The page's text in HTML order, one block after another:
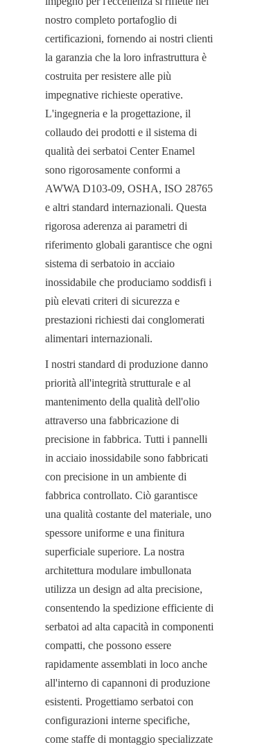
nostro completo portafoglio di
certificazioni, fornendo ai nostri clienti
la garanzia che la loro infrastruttura è
costruita per resistere alle più
impegnative richieste operative.
L'ingegneria e la progettazione, il
collaudo dei prodotti e il sistema di
qualità dei serbatoi Center Enamel
sono rigorosamente conformi a
AWWA D103-09, OSHA, ISO 28765
e altri standard internazionali. Questa
rigorosa aderenza ai parametri di
riferimento globali garantisce che ogni
sistema di serbatoio in acciaio
inossidabile che produciamo soddisfi i
più elevati criteri di sicurezza e
prestazioni richiesti dai conglomerati
alimentari internazionali.
I nostri standard di produzione danno
priorità all'integrità strutturale e al
mantenimento della qualità dell'olio
attraverso una fabbricazione di
precisione in fabbrica. Tutti i pannelli
in acciaio inossidabile sono fabbricati
con precisione in un ambiente di
fabbrica controllato. Ciò garantisce
una qualità costante del materiale, uno
spessore uniforme e una finitura
superficiale superiore. La nostra
architettura modulare imbullonata
utilizza un design ad alta precisione,
consentendo la spedizione efficiente di
serbatoi ad alta capacità in componenti
compatti, che possono essere
rapidamente assemblati in loco anche
all'interno di capannoni di produzione
esistenti. Progettiamo serbatoi con
configurazioni interne specifiche,
come staffe di montaggio specializzate